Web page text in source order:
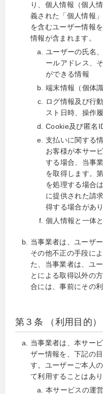
り、個人情報（個人
義された「個人情報
を含むユーザー情報
情報が含まれます。
ユーザーの氏名
ールアドレス、
ができる情報
端末情報（個体
ログ情報及び行
スト日時、操作
Cookie及び匿名
支払いに関する
お客様が本サー
する場合、当事
を取得します。
を処理する場合
に提供された請
得する場合があり
個人情報と一体
当事業者は、ユーザ
その他不正の手段に
た、当事業者は、ユ
とによる取得以外の
合には、事前にその
第３条 （利用目的）
当事業者は、本サー
ザー情報を、下記の
す。ユーザーご本人
て利用することはあり
本サービスの運